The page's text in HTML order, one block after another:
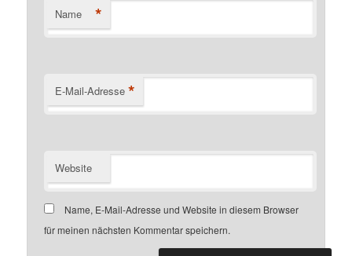
Name *
E-Mail-Adresse *
Website
Name, E-Mail-Adresse und Website in diesem Browser
für meinen nächsten Kommentar speichern.